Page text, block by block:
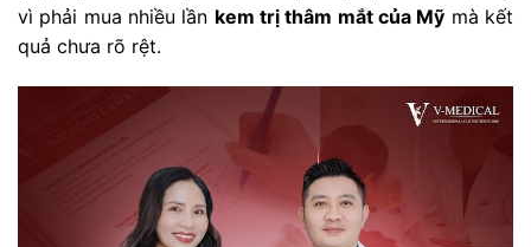
vì phải mua nhiều lần kem trị thâm mắt của Mỹ mà kết
quả chưa rõ rệt.